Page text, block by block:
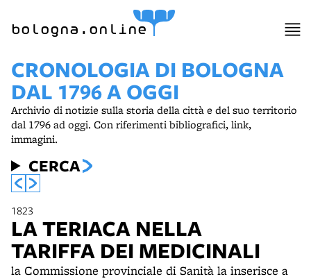
bologna.online
CRONOLOGIA DI BOLOGNA
DAL 1796 A OGGI
Archivio di notizie sulla storia della città e del suo territorio
dal 1796 ad oggi. Con riferimenti bibliografici, link,
immagini.
CERCA
1823
LA TERIACA NELLA
TARIFFA DEI MEDICINALI
la Commissione provinciale di Sanità la inserisce a